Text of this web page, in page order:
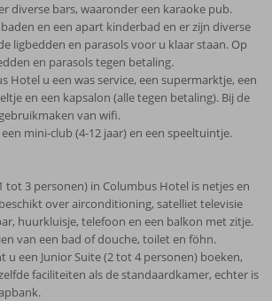
diverse bars, waaronder een karaoke pub.
en een apart kinderbad en er zijn diverse
ligbedden en parasols voor u klaar staan. Op
en parasols tegen betaling.
Hotel u een was service, een supermarktje, een
en een kapsalon (alle tegen betaling). Bij de
van wifi.
mini-club (4-12 jaar) en een speeltuintje.
tot 3 personen) in Columbus Hotel is netjes en
over airconditioning, satelliet televisie
huurkluisje, telefoon en een balkon met zitje.
van een bad of douche, toilet en föhn.
u een Junior Suite (2 tot 4 personen) boeken,
faciliteiten als de standaardkamer, echter is